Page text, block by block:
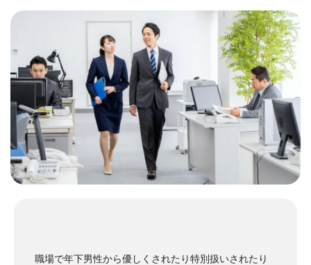
職場で年下男性から優しくされたり特別扱いされたり